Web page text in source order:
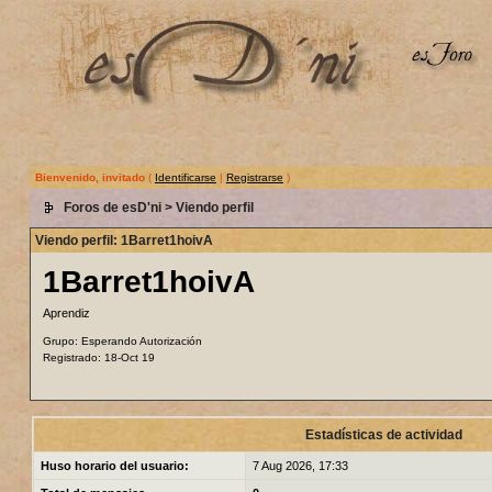
Bienvenido, invitado( Identificarse | Registrarse )
Foros de esD'ni> Viendo perfil
Viendo perfil: 1Barret1hoivA
1Barret1hoivA
Aprendiz
Grupo: Esperando Autorización
Registrado: 18-Oct 19
Estadísticas de actividad
Huso horario del usuario: 7 Aug 2026, 17:33